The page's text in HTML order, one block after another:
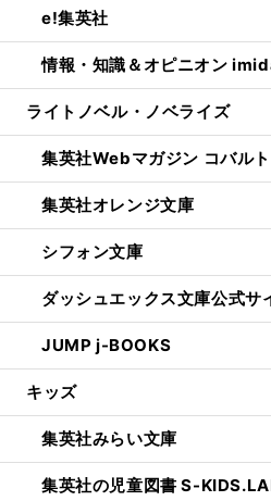
e!集英社
情報・知識＆オピニオン
ライトノベル・ノベライズ
集英社Webマガジン コバルト
集英社オレンジ文庫
シフォン文庫
ダッシュエックス文庫公式サ
JUMP j-BOOKS
キッズ
集英社みらい文庫
集英社の児童図書 S-